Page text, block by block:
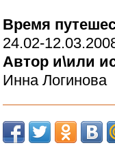
Время
24.02-
Автор и\или
Инна Логинова